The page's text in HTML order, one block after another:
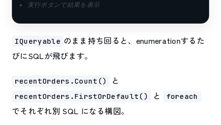
▸ 実行ボタンで結果を表示
IQueryable のまま持ち回ると、enumerationするた
びにSQLが飛びます。
recentOrders.Count() と
recentOrders.FirstOrDefault() と foreach
でそれぞれ別 SQL になる構図。